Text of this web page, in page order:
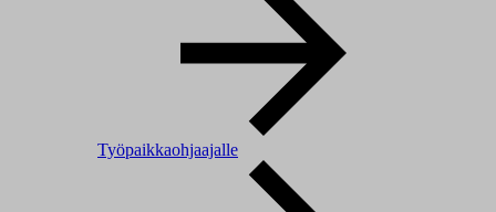
Työpaikkaohjaajalle